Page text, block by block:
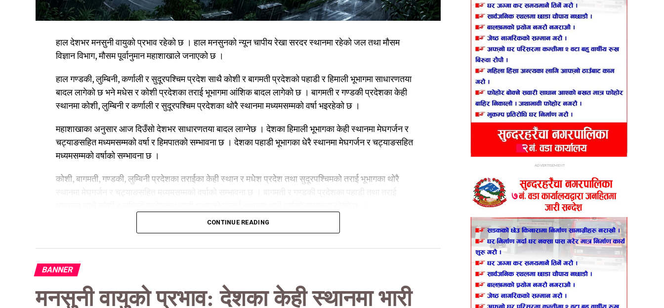
हाल देशभर मनसुनी वायुको प्रभाव रहेको छ । हाल मनसुनको न्यून चापीय रेखा सरदर स्थानमा रहेको जल तथा मौसम
विज्ञान विभाग, मौसम पूर्वानुमान महाशाखाले जनाएको छ ।
हाल गण्डकी, लुम्बिनी, कर्णाली र सुदूरपश्चिम प्रदेश साथै कोशी र बागमती प्रदेशको पहाडी र हिमाली भूभागमा साधारणतया
बादल लागेको छ भने मधेस र कोशी प्रदेशका तराई भूभागमा आंशिक बादल लागेको छ । बागमती र गण्डकी प्रदेशका केही
स्थानमा कोशी, लुम्बिनी र कर्णाली र सुदूरपश्चिम प्रदेशका थोरै स्थानमा मध्यमसम्मको वर्षा भइरहेको छ ।
महाशाखाका अनुसार आज दिउँसो देशभर साधारणतया बादल लाग्नेछ । देशका हिमाली भूभागका केही स्थानमा मेघगर्जन र
चट्याङसहित मध्यमसम्मको वर्षा र हिमपातको सम्भावना छ । देशका पहाडी भूभागका धेरै स्थानमा मेघगर्जन र चट्याङसहित
मध्यमसम्मको वर्षाको सम्भावना छ ।
कोशी, बागमती, गण्डकी, लुम्बिनी प्रदेशका तराईका केही स्थान र मधेश प्रदेश तथा सुदूरपश्चिमको तराई भूभागका थोरै
कोशी, बागमती, गण्डकी र लुम्बिनी प्रदेशका पहाडी र तराई भूभागका केही स्थान मधेस तथा कर्णाली पहाडी भूभागका र
सुदूरपश्चिम प्रदेशका पहाडी र तराई भूभागका थोरै स्थानमा मेघगर्जन र चट्याङसहित मध्यमसम्मको वर्षाको सम्भावना छ ।
कोशी, बागमती र गण्डकी प्रदेशका पहाडी र तराई भूभागका एकदुई स्थानमा भारी वर्षाको सम्भावना रहेको महाशाखाले जनाएको
CONTINUE READING
BANNER
मनसुनी वायुको प्रभाव: देशका केही स्थानमा भारी
ADVERTISEMENT